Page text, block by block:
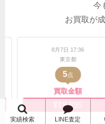
今
お買取が
実績検索 LINE査定